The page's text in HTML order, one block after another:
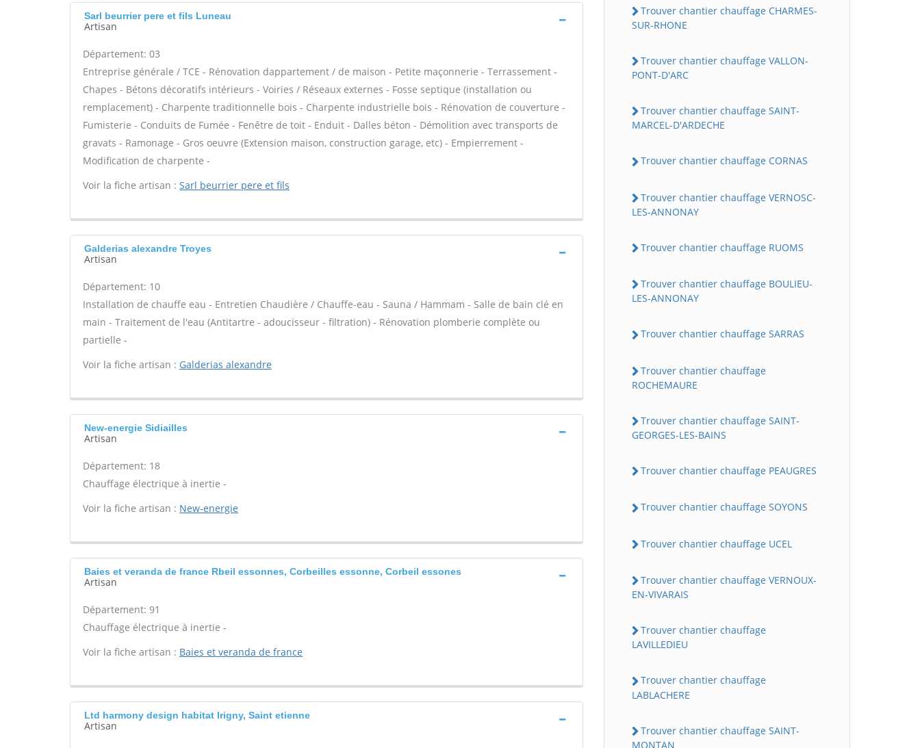
Sarl beurrier pere et fils Luneau
Artisan
Département: 03
Entreprise générale / TCE - Rénovation dappartement / de maison - Petite maçonnerie - Terrassement -
Chapes - Bétons décoratifs intérieurs - Voiries / Réseaux externes - Fosse septique (installation ou
remplacement) - Charpente traditionnelle bois - Charpente industrielle bois - Rénovation de couverture -
Fumisterie - Conduits de Fumée - Fenêtre de toit - Enduit - Dalles béton - Démolition avec transports de
gravats - Ramonage - Gros oeuvre (Extension maison, construction garage, etc) - Empierrement -
Modification de charpente -
Voir la fiche artisan : Sarl beurrier pere et fils
Galderias alexandre Troyes
Artisan
Département: 10
Installation de chauffe eau - Entretien Chaudière / Chauffe-eau - Sauna / Hammam - Salle de bain clé en
main - Traitement de l'eau (Antitartre - adoucisseur - filtration) - Rénovation plomberie complète ou
partielle -
Voir la fiche artisan : Galderias alexandre
New-energie Sidiailles
Artisan
Département: 18
Chauffage électrique à inertie -
Voir la fiche artisan : New-energie
Baies et veranda de france Rbeil essonnes, Corbeilles essonne, Corbeil essones
Artisan
Département: 91
Chauffage électrique à inertie -
Voir la fiche artisan : Baies et veranda de france
Ltd harmony design habitat Irigny, Saint etienne
Artisan
Trouver chantier chauffage CHARMES-
SUR-RHONE
Trouver chantier chauffage VALLON-
PONT-D'ARC
Trouver chantier chauffage SAINT-
MARCEL-D'ARDECHE
Trouver chantier chauffage CORNAS
Trouver chantier chauffage VERNOSC-
LES-ANNONAY
Trouver chantier chauffage RUOMS
Trouver chantier chauffage BOULIEU-
LES-ANNONAY
Trouver chantier chauffage SARRAS
Trouver chantier chauffage
ROCHEMAURE
Trouver chantier chauffage SAINT-
GEORGES-LES-BAINS
Trouver chantier chauffage PEAUGRES
Trouver chantier chauffage SOYONS
Trouver chantier chauffage UCEL
Trouver chantier chauffage VERNOUX-
EN-VIVARAIS
Trouver chantier chauffage
LAVILLEDIEU
Trouver chantier chauffage
LABLACHERE
Trouver chantier chauffage SAINT-
MONTAN